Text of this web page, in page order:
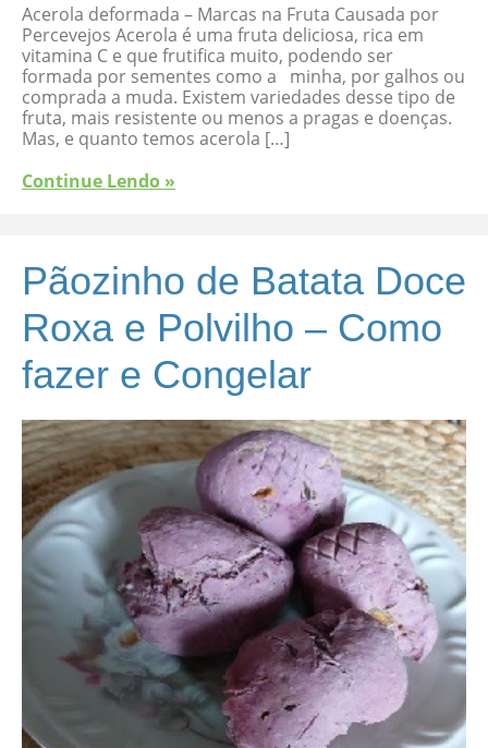
Acerola deformada – Marcas na Fruta Causada por
Percevejos Acerola é uma fruta deliciosa, rica em
vitamina C e que frutifica muito, podendo ser
formada por sementes como a minha, por galhos ou
comprada a muda. Existem variedades desse tipo de
fruta, mais resistente ou menos a pragas e doenças.
Mas, e quanto temos acerola […]
Continue Lendo »
Pãozinho de Batata Doce
Roxa e Polvilho – Como
fazer e Congelar